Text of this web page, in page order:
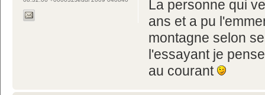
La personne qui
ans et a pu
montagne selon
l'essayant je
au courant